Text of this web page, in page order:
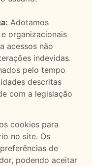
Adotamos
organizacionais
acessos não
indevidas.
pelo tempo
descritas
com a legislação
cookies para
no site. Os
de
podendo aceitar